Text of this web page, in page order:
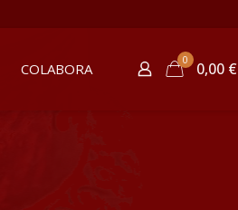
COLABORA
0 0,00 €